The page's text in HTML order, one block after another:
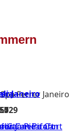
£129
Janeiro